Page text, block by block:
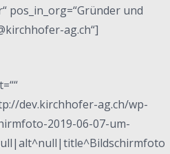
pos_in_org=“Gründer und
ag.ch“]
dev.kirchhofer-ag.ch/wp-
2019-06-07-um-